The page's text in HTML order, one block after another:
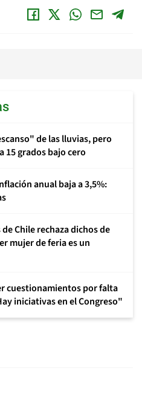
de las lluvias, pero
15 grados bajo cero
anual baja a 3,5%:
Chile rechaza dichos de
mujer de feria es un
cuestionamientos por falta
iniciativas en el Congreso"